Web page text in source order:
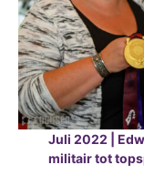
Juli 2022 |
militair tot